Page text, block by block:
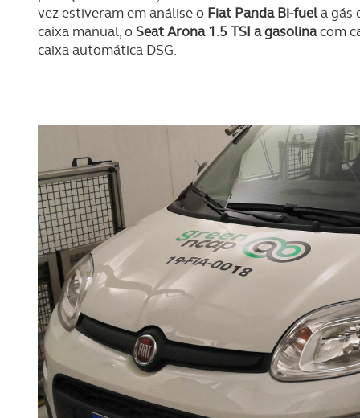
vez estiveram em análise o Fiat Panda Bi-fuela gás
caixa manual, o Seat Arona 1.5 TSI a gasolinacom
caixa automática DSG.